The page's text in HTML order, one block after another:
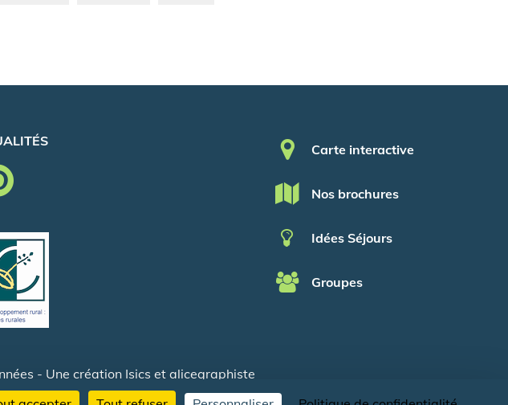
Pied de page
Carte interactive
Nos brochures
Idées Séjours
Groupes
- Une création Isics et alicegraphiste